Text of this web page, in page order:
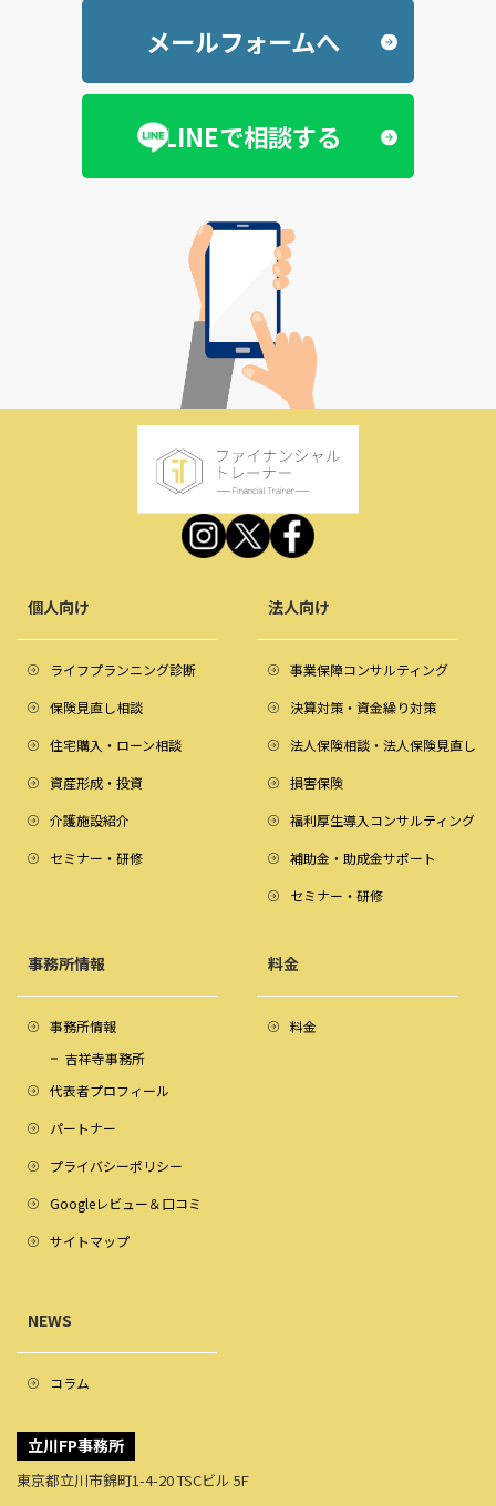
メールフォームへ
LINEで相談する
個人向け
ライフプランニング診断
保険見直し相談
住宅購入・ローン相談
資産形成・投資
介護施設紹介
セミナー・研修
法人向け
事業保障コンサルティング
決算対策・資金繰り対策
法人保険相談・法人保険見直し
損害保険
福利厚生導入コンサルティング
補助金・助成金サポート
セミナー・研修
事務所情報
事務所情報
吉祥寺事務所
代表者プロフィール
パートナー
プライバシーポリシー
Googleレビュー＆口コミ
サイトマップ
NEWS
コラム
料金
料金
立川FP事務所
東京都立川市錦町1-4-20 TSCビル 5F